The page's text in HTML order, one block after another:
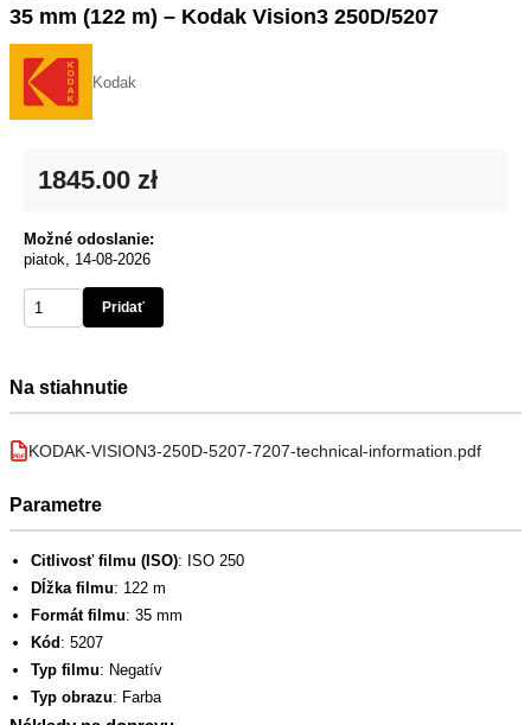
35 mm (122 m) – Kodak Vision3 250D/5207
Kodak
1845.00 zł
Možné odoslanie:
piatok, 14-08-2026
Pridať
Na stiahnutie
PDF KODAK-VISION3-250D-5207-7207-technical-information.pdf
Parametre
Citlivosť filmu (ISO): ISO 250
Dĺžka filmu: 122 m
Formát filmu: 35 mm
Kód : 5207
Typ filmu: Negatív
Typ obrazu: Farba